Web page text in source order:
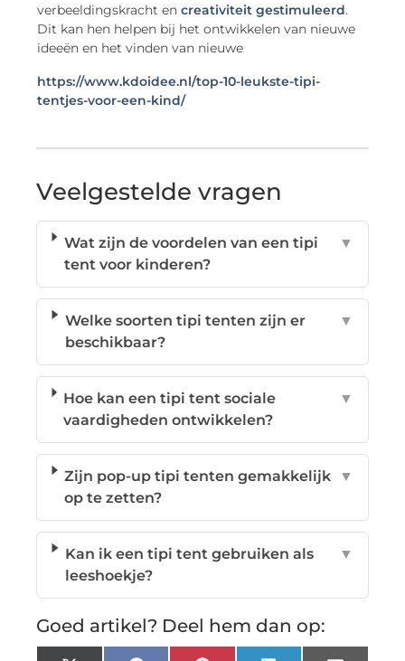
verbeeldingskracht encreativiteit gestimuleerd.
Dit kan hen helpen bij het ontwikkelen van nieuwe
ideeën en het vinden van nieuwe
https://www.kdoidee.nl/top-10-leukste-tipi-
tentjes-voor-een-kind/
Veelgestelde vragen
Wat zijn de voordelen van een tipi
tent voor kinderen?
▼
Welke soorten tipi tenten zijn er
beschikbaar?
▼
Hoe kan een tipi tent sociale
vaardigheden ontwikkelen?
▼
Zijn pop-up tipi tenten gemakkelijk
op te zetten?
▼
Kan ik een tipi tent gebruiken als
leeshoekje?
▼
Goed artikel? Deel hem dan op: